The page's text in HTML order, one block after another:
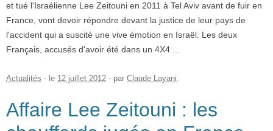
et tué l'Israélienne Lee Zeitouni en 2011 à Tel Aviv avant de fuir en
France, vont devoir répondre devant la justice de leur pays de
l'accident qui a suscité une vive émotion en Israël. Les deux
Français, accusés d'avoir été dans un 4X4 ...
Actualités - le 12 juillet 2012 - par Claude Layani.
Affaire Lee Zeitouni : les